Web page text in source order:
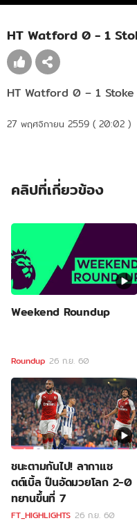
HT Watford 0 - 1
HT Watford 0 – 1 Stoke
27 พฤศจิกายน 2559 ( 20:02 )
คลิปที่เกี่ยวข้อง
Weekend Roundup
Roundup 26 ก.ย. 60
ชนะตามกันไป! ลากาแซ
ตต์เบิ้ล ปืนอัดมวยโลก 2-0
ทยานขึ้นที่ 7
FT_HIGHLIGHTS 26 ก.ย. 60